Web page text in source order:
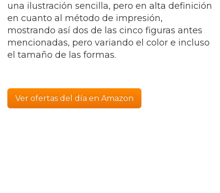
una ilustración sencilla, pero en alta definición
en cuanto al método de impresión,
mostrando así dos de las cinco figuras antes
mencionadas, pero variando el color e incluso
el tamaño de las formas.
Ver ofertas del día en Amazon